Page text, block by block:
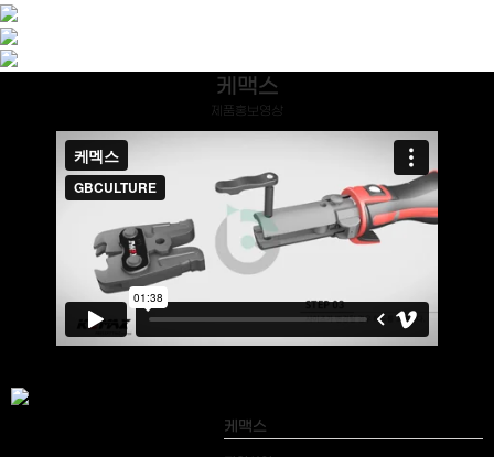
케맥스
제품홍보영상
케맥스